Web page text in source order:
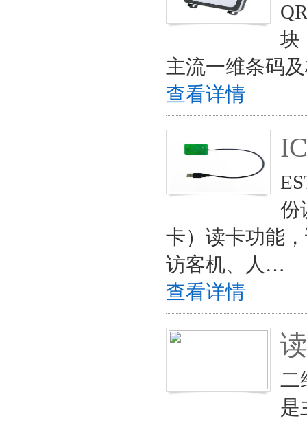
块
主流一维条码
查看详情
份
卡）读卡功能
访客机、人…
查看详情
二
是